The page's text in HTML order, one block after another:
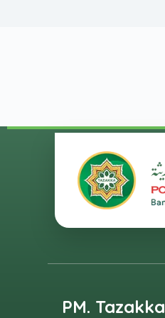
PM. Tazakka